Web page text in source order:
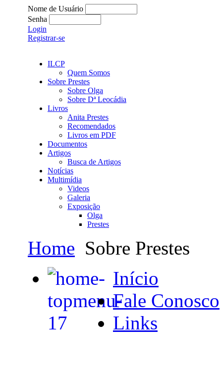
Nome de Usuário
Senha
Login
Registrar-se
ILCP
Quem Somos
Sobre Prestes
Sobre Olga
Sobre Dª Leocádia
Livros
Anita Prestes
Recomendados
Livros em PDF
Documentos
Artigos
Busca de Artigos
Notícias
Multimídia
Videos
Galeria
Exposição
Olga
Prestes
Home Sobre Prestes
Início
Fale Conosco
Links